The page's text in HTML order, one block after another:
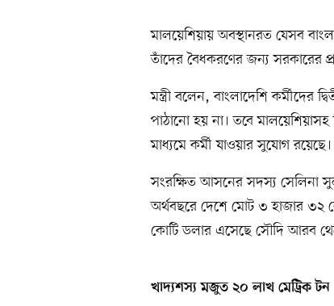
মালয়েশিয়ায় অবস্থানরত যেসব
তাঁদের বৈধকরণের জন্য সরকারের
মন্ত্রী বলেন, বাংলাদেশি কর্মীদের
পাঠানো হয় না। তবে
মাধ্যমে কর্মী যাওয়ার সুযোগ রয়েছে।
সংরক্ষিত আসনের সদস্য সেলিনা
অর্থবছরে দেশে মোট ৩ হাজার ৩২
কোটি ডলার এসেছে সৌদি আরব
খাদ্যশস্য মজুত ২০ লাখ মেট্রিক টন